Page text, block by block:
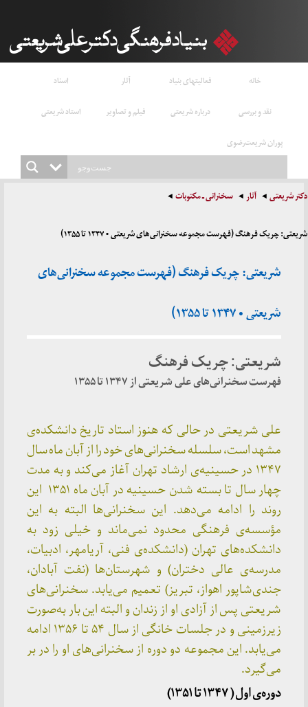
خانه فعالیتهای بنیاد آثار
اسناد
نقد و بررسی
درباره شریعتی فیلم و تصاویر
استاد شریعتی
پوران شریعت‌رضوی
دکتر شریعتی آثار سخنرانی ـ مکتوبات
شریعتی: چریک فرهنگ (فهرست مجموعه سخنرانی‌های شریعتی • ۱۳۴۷ تا ۱۳۵۵)
شریعتی: چریک فرهنگ (فهرست مجموعه سخنرانی‌های
شریعتی • ۱۳۴۷ تا ۱۳۵۵)
شریعتی: چریک فرهنگ
فهرست سخنرانی‌های علی شریعتی از ۱۳۴۷ تا ۱۳۵۵
علی شریعتی در حالی که هنوز استاد تاریخ دانشکده‌ی
مشهد است، سلسله سخنرانی‌های خود را از آبان ماه سال
۱۳۴۷ در حسینیه‌ی ارشاد تهران آغاز می‌کند و به مدت
چهار سال تا بسته شدن حسینیه در آبان ماه ۱۳۵۱ این
روند را ادامه می‌دهد. این سخنرانی‌ها البته به این
مؤسسه‌ی فرهنگی محدود نمی‌ماند و خیلی زود به
دانشکده‌های تهران (دانشکده‌ی فنی، آریامهر، ادبیات،
مدرسه‌ی عالی دختران) و شهرستان‌ها (نفت آبادان،
جندی‌شاپور اهواز، تبریز) تعمیم می‌یابد. سخنرانی‌های
شریعتی پس از آزادی او از زندان و البته این بار به‌صورت
زیرزمینی و در جلسات خانگی از سال ۵۴ تا ۱۳۵۶ ادامه
می‌یابد. این مجموعه‌ دو دوره از سخنرانی‌های او را در بر
می‌گیرد.
دورهی اول ( ۱۳۴۷ تا ۱۳۵۱)